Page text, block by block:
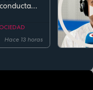
Hace 13 horas